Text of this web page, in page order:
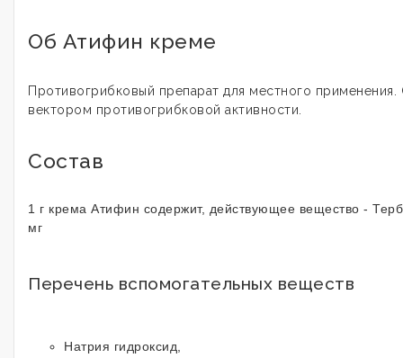
Об Атифин креме
Противогрибковый препарат для местного
вектором противогрибковой активности.
Состав
1 г крема Атифин содержит, действующее вещество -
мг
Перечень вспомогательных веществ
Натрия гидроксид,